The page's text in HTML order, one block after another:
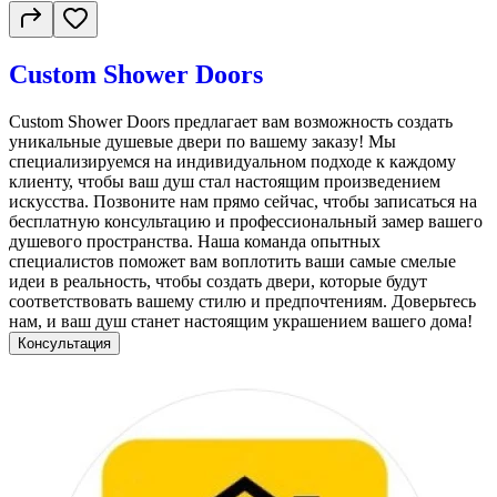
Custom Shower Doors
Custom Shower Doors предлагает вам возможность создать
уникальные душевые двери по вашему заказу! Мы
специализируемся на индивидуальном подходе к каждому
клиенту, чтобы ваш душ стал настоящим произведением
искусства. Позвоните нам прямо сейчас, чтобы записаться на
бесплатную консультацию и профессиональный замер вашего
душевого пространства. Наша команда опытных
специалистов поможет вам воплотить ваши самые смелые
идеи в реальность, чтобы создать двери, которые будут
соответствовать вашему стилю и предпочтениям. Доверьтесь
нам, и ваш душ станет настоящим украшением вашего дома!
Консультация